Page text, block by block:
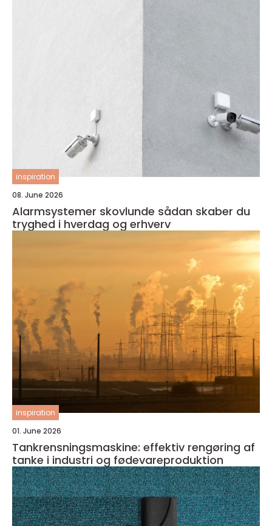
inspiration
08. June 2026
Alarmsystemer skovlunde sådan skaber du
tryghed i hverdag og erhverv
inspiration
01. June 2026
Tankrensningsmaskine: effektiv rengøring af
tanke i industri og fødevareproduktion